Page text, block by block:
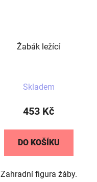
Žabák ležící
hodnocení
produktu
z
hvězdiček.
Skladem
453 Kč
DO KOŠÍKU
Zahradní figura žáby.